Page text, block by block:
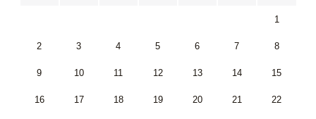
1
2 3 4 5 6 7 8
9 10 11 12 13 14 15
16 17 18 19 20 21 22